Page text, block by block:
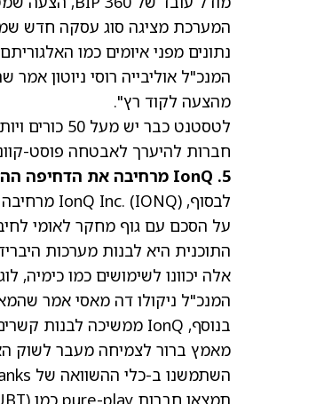
המערכת מציגה סוג עסקה חדש
נתונים מפני איומים כמו
המנכ"ל אוליבייה רוסי ניוטון
מהצעה לקוד רץ".
חברות להיערך לאבטחה פוסט-
5. IonQ מרחיבה את הדחיפה ההיברידית עם עסקאות גלובליות
לבסוף, IonQ Inc. (IONQ)
על הסכם עם גוף מחקר לאומי
התוכנית היא לבנות מערכות
אלה יכוונו לשימושים כמו כימיה,
המנכ"ל ניקולו דה מאסי אמר
מאמץ ברור לצמיחה מעבר לשוק
תמצאו חברות pure-play כמו QCI